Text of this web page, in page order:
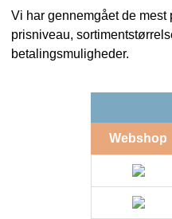
Vi har gennemgået de
prisniveau,
betalingsmuligheder.
Webshop